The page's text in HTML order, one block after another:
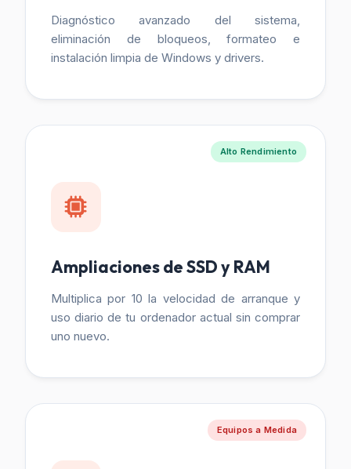
Diagnóstico avanzado del sistema,
eliminación de bloqueos, formateo e
instalación limpia de Windows y drivers.
Alto Rendimiento
Ampliaciones de SSD y RAM
Multiplica por 10 la velocidad de arranque y
uso diario de tu ordenador actual sin comprar
uno nuevo.
Equipos a Medida